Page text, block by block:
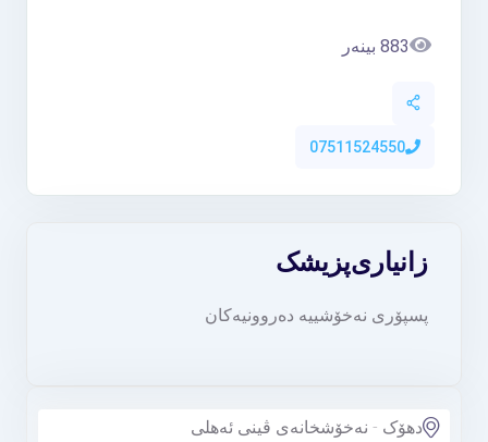
883 بینەر
07511524550
پزیشکزانیاری
پسپۆری نەخۆشییە دەروونیەکان
دهۆک - نەخۆشخانەی ڤینی ئەهلی